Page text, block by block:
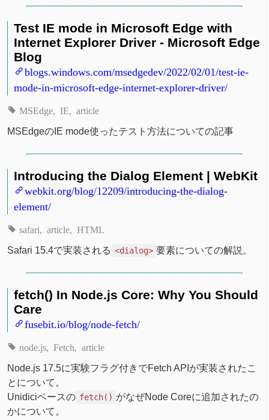
Test IE mode in Microsoft Edge with
Internet Explorer Driver - Microsoft Edge
Blog
blogs.windows.com/msedgedev/2022/02/01/test-ie-
mode-in-microsoft-edge-internet-explorer-driver/
MSEdge IE article
MSEdgeのIE mode使ったテスト方法についての記事
Introducing the Dialog Element | WebKit
webkit.org/blog/12209/introducing-the-dialog-
element/
safari article HTML
Safari 15.4で実装される <dialog> 要素についての解説。
fetch() In Node.js Core: Why You Should
Care
fusebit.io/blog/node-fetch/
node.js Fetch article
Node.js 17.5に実験フラグ付きでFetch APIが実装されたこ
とについて。
Unidiciベースの fetch() がなぜNode Coreに追加されたの
かについて。